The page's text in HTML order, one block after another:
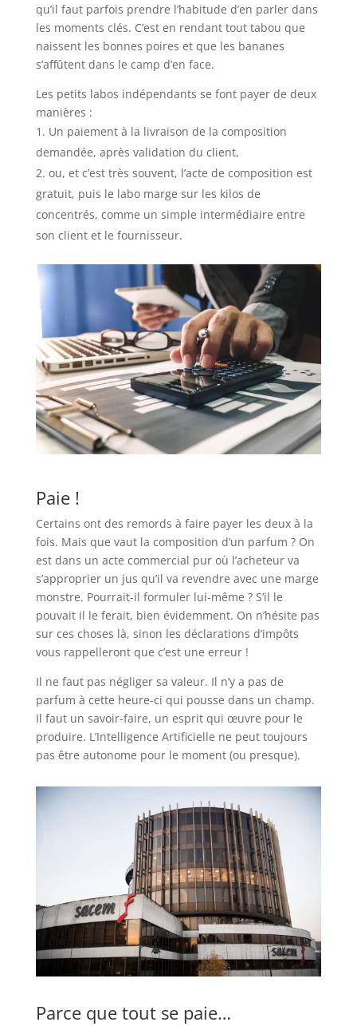
qu’il faut parfois prendre l’habitude d’en parler dans
les moments clés. C’est en rendant tout tabou que
naissent les bonnes poires et que les bananes
s’affûtent dans le camp d’en face.
Les petits labos indépendants se font payer de deux
manières :
Un paiement à la livraison de la composition
demandée, après validation du client,
ou, et c’est très souvent, l’acte de composition est
gratuit, puis le labo marge sur les kilos de
concentrés, comme un simple intermédiaire entre
son client et le fournisseur.
Paie !
Certains ont des remords à faire payer les deux à la
fois. Mais que vaut la composition d’un parfum ? On
est dans un acte commercial pur où l’acheteur va
s’approprier un jus qu’il va revendre avec une marge
monstre. Pourrait-il formuler lui-même ? S’il le
pouvait il le ferait, bien évidemment. On n’hésite pas
sur ces choses là, sinon les déclarations d’impôts
vous rappelleront que c’est une erreur !
Il ne faut pas négliger sa valeur. Il n’y a pas de
parfum à cette heure-ci qui pousse dans un champ.
Il faut un savoir-faire, un esprit qui œuvre pour le
produire. L’Intelligence Artificielle ne peut toujours
pas être autonome pour le moment (ou presque).
Parce que tout se paie…